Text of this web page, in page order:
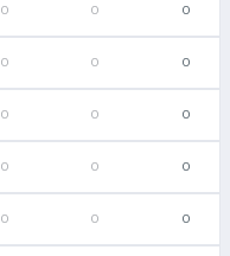
0 0 0
0 0 0
0 0 0
0 0 0
0 0 0